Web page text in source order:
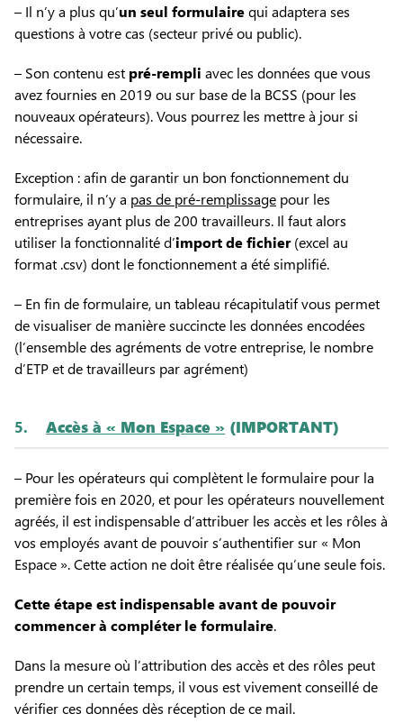
– Il n’y a plus qu’un seul formulairequi adaptera ses
questions à votre cas (secteur privé ou public).
– Son contenu est pré-rempli avec les données que vous
avez fournies en 2019 ou sur base de la BCSS (pour les
nouveaux opérateurs). Vous pourrez les mettre à jour si
nécessaire.
Exception : afin de garantir un bon fonctionnement du
formulaire, il n’y a pas de pré-remplissage pour les
entreprises ayant plus de 200 travailleurs. Il faut alors
utiliser la fonctionnalité d’import de fichier(excel au
format .csv) dont le fonctionnement a été simplifié.
– En fin de formulaire, un tableau récapitulatif vous permet
de visualiser de manière succincte les données encodées
(l’ensemble des agréments de votre entreprise, le nombre
d’ETP et de travailleurs par agrément)
5. Accès à « Mon Espace » (IMPORTANT)
– Pour les opérateurs qui complètent le formulaire pour la
première fois en 2020, et pour les opérateurs nouvellement
agréés, il est indispensable d’attribuer les accès et les rôles à
vos employés avant de pouvoir s’authentifier sur « Mon
Espace ». Cette action ne doit être réalisée qu’une seule fois.
Cette étape est indispensable avant de pouvoir
commencer à compléter le formulaire.
Dans la mesure où l’attribution des accès et des rôles peut
prendre un certain temps, il vous est vivement conseillé de
vérifier ces données dès réception de ce mail.